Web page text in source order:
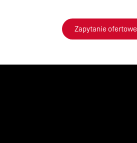
Zapytanie ofertowe